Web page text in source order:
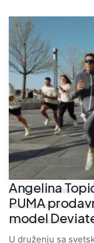
Angelina
PUMA
model
U druženju sa